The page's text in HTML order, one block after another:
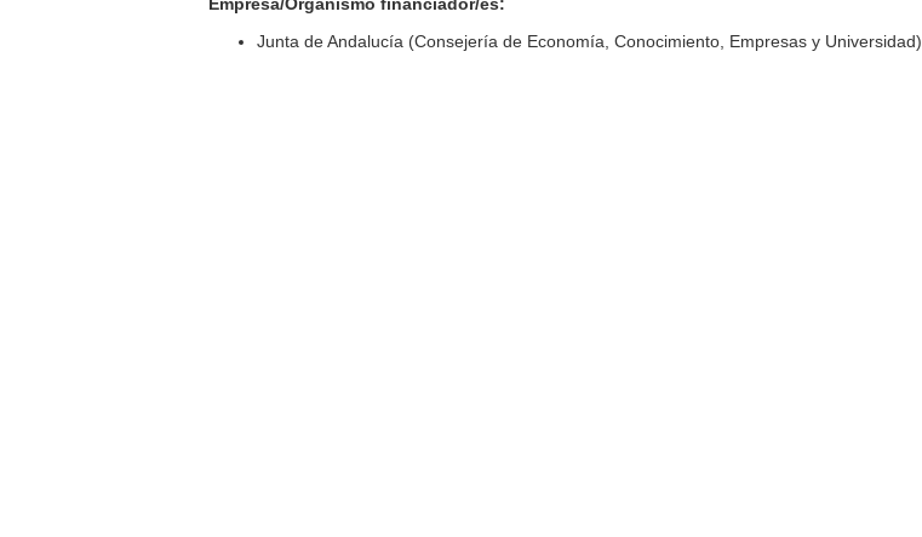
Junta de Andalucía (Consejería de Economía, Conocimiento, Empresas y Universidad)